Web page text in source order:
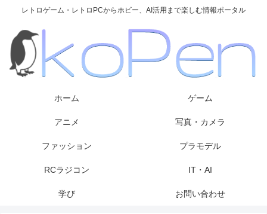
レトロゲーム・レトロPCからホビー、AI活用まで楽しむ情報ポータル
ホーム ゲーム
アニメ 写真・カメラ
ファッション プラモデル
RCラジコン IT・AI
学び お問い合わせ